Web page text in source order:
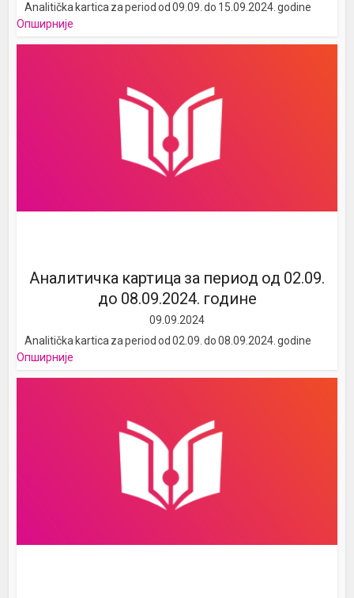
Analitička kartica za period od 09.09. do 15.09.2024. godine
Опширније
Аналитичка картица за период од 02.09.
до 08.09.2024. године
09.09.2024
Analitička kartica za period od 02.09. do 08.09.2024. godine
Опширније